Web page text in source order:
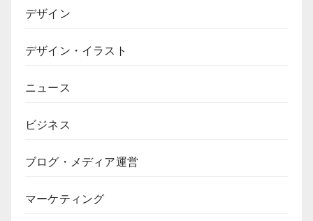
デザイン
デザイン・イラスト
ニュース
ビジネス
ブログ・メディア運営
マーケティング